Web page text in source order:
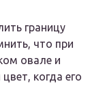
границу
что при
овале и
когда его